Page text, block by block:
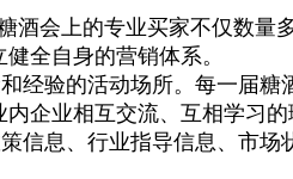
酒会上的专业买家不仅数
全自身的营销体系。
验的活动场所。每一届糖
企业相互交流、互相学习的
息、行业指导信息、市场